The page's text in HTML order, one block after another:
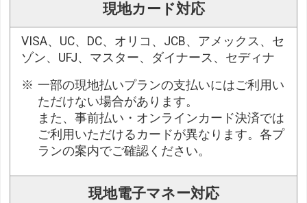
現地カード対応
VISA、UC、DC、オリコ、JCB、アメックス、セ
ゾン、UFJ、マスター、ダイナース、セディナ
一部の現地払いプランの支払いにはご利用い
ただけない場合があります。
また、事前払い・オンラインカード決済では
ご利用いただけるカードが異なります。各プ
ランの案内でご確認ください。
現地電子マネー対応